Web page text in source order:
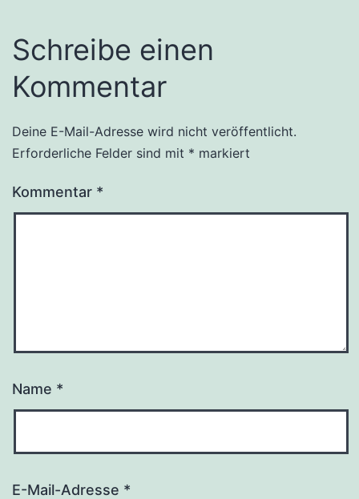
Schreibe einen
Kommentar
Deine E-Mail-Adresse wird nicht veröffentlicht.
Erforderliche Felder sind mit * markiert
Kommentar *
Name *
E-Mail-Adresse *
Alternative: